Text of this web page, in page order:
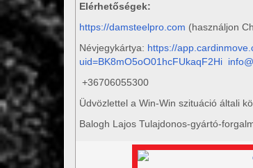
Elérhetőségek:
https://damsteelpro.com (használjon
Névjegykártya: https://
uid=BK8mO5oO01hcFUkaqF2Hi
+36706055300
Üdvözlettel a Win-Win szituáció általi
Balogh Lajos Tulajdonos-gyártó-